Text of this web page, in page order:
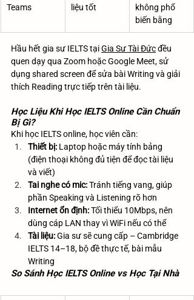
Teams
liệu tốt
không phổ
biến bằng
Hầu hết gia sư IELTS tại Gia Sư Tài Đức đều
quen dạy qua Zoom hoặc Google Meet, sử
dụng shared screen để sửa bài Writing và giải
thích Reading trực tiếp trên tài liệu.
Học Liệu Khi Học IELTS Online Cần Chuẩn
Bị Gì?
Khi học IELTS online, học viên cần:
Thiết bị: Laptop hoặc máy tính bảng
(điện thoại không đủ tiện để đọc tài liệu
và viết)
Tai nghe có mic: Tránh tiếng vang, giúp
phần Speaking và Listening rõ hơn
Internet ổn định: Tối thiểu 10Mbps, nên
dùng cáp LAN thay vì WiFi nếu có thể
Tài liệu: Gia sư sẽ cung cấp – Cambridge
IELTS 14–18, bộ đề thực tế, bài mẫu
Writing
So Sánh Học IELTS Online vs Học Tại Nhà